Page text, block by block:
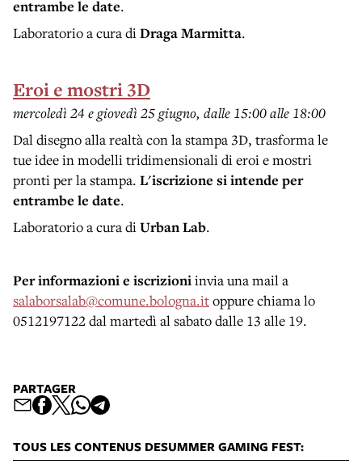
entrambe le date.
Laboratorio a cura di Draga Marmitta.
Eroi e mostri 3D
mercoledì 24 e giovedì 25 giugno, dalle 15:00 alle 18:00
Dal disegno alla realtà con la stampa 3D, trasforma le
tue idee in modelli tridimensionali di eroi e mostri
pronti per la stampa. L'iscrizione si intende per
entrambe le date.
Laboratorio a cura di Urban Lab.
Per informazioni e iscrizioni invia una mail a
salaborsalab@comune.bologna.itoppure chiama lo
0512197122 dal martedì al sabato dalle 13 alle 19.
PARTAGER
TOUS LES CONTENUS DESUMMER GAMING FEST: